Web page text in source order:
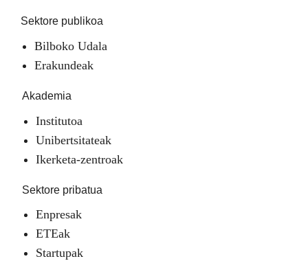
Sektore publikoa
Bilboko Udala
Erakundeak
Akademia
Institutoa
Unibertsitateak
Ikerketa-zentroak
Sektore pribatua
Enpresak
ETEak
Startupak